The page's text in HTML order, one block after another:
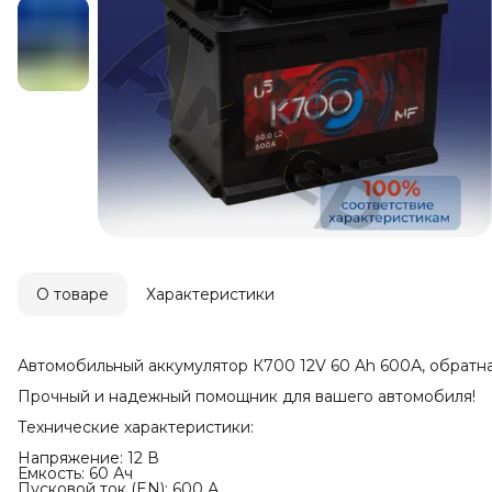
О товаре Характеристики
Автомобильный аккумулятор К700 12V 60 Ah 600А,
Прочный и надежный помощник для вашего автомобиля!
Технические характеристики:
Напряжение: 12 В
Емкость: 60 Ач